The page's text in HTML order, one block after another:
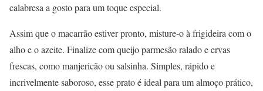
calabresa a gosto para um toque especial.
Assim que o macarrão estiver pronto, misture-o à frigideira com o
alho e o azeite. Finalize com queijo parmesão ralado e ervas
frescas, como manjericão ou salsinha. Simples, rápido e
incrivelmente saboroso, esse prato é ideal para um almoço prático,